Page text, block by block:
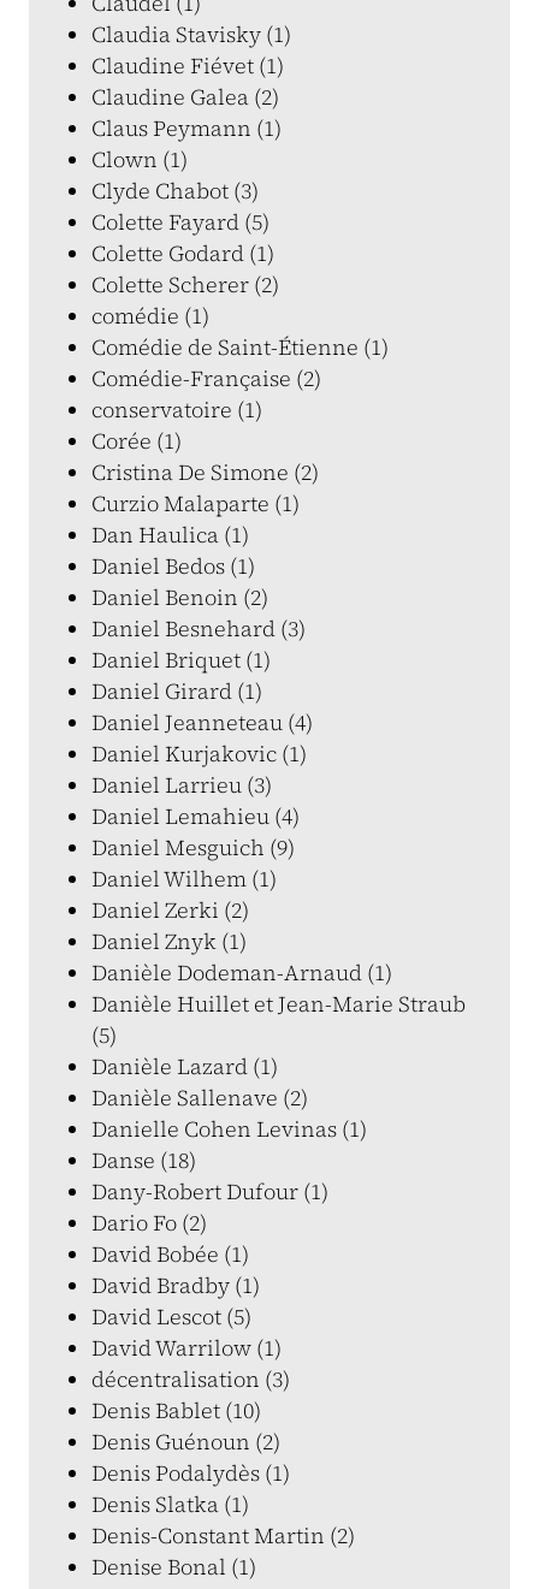
Claudia Stavisky (1)
Claudine Fiévet (1)
Claudine Galea (2)
Claus Peymann (1)
Clown (1)
Clyde Chabot (3)
Colette Fayard (5)
Colette Godard (1)
Colette Scherer (2)
comédie (1)
Comédie de Saint-Étienne (1)
Comédie-Française (2)
conservatoire (1)
Corée (1)
Cristina De Simone (2)
Curzio Malaparte (1)
Dan Haulica (1)
Daniel Bedos (1)
Daniel Benoin (2)
Daniel Besnehard (3)
Daniel Briquet (1)
Daniel Girard (1)
Daniel Jeanneteau (4)
Daniel Kurjakovic (1)
Daniel Larrieu (3)
Daniel Lemahieu (4)
Daniel Mesguich (9)
Daniel Wilhem (1)
Daniel Zerki (2)
Daniel Znyk (1)
Danièle Dodeman-Arnaud (1)
Danièle Huillet et Jean-Marie Straub
(5)
Danièle Lazard (1)
Danièle Sallenave (2)
Danielle Cohen Levinas (1)
Danse (18)
Dany-Robert Dufour (1)
Dario Fo (2)
David Bobée (1)
David Bradby (1)
David Lescot (5)
David Warrilow (1)
décentralisation (3)
Denis Bablet (10)
Denis Guénoun (2)
Denis Podalydès (1)
Denis Slatka (1)
Denis-Constant Martin (2)
Denise Bonal (1)